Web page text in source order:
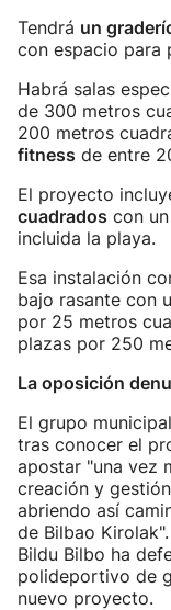
Tendrá un
con espacio para
Habrá salas
de 300 metros
200 metros
fitness de entre
El proyecto
cuadrados con
incluida la playa.
Esa instalación
bajo rasante con
por 25 metros
plazas por 250
La oposición
El grupo
tras conocer el
apostar "una vez
creación y
abriendo así
de Bilbao
Bildu Bilbo ha
polideportivo de
nuevo proyecto.